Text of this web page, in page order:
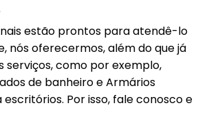
estão prontos para atendê-lo
nós oferecermos, além do que já
serviços, como por exemplo,
de banheiro e Armários
Por isso, fale conosco e